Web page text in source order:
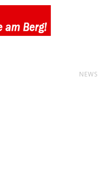
NEWS